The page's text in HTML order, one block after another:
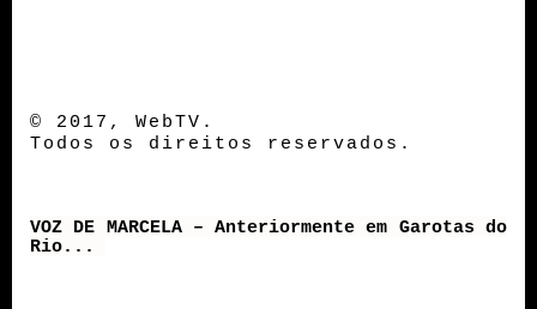
© 2017, WebTV.
Todos os direitos reservados.
VOZ DE MARCELA – Anteriormente em Garotas do
Rio...